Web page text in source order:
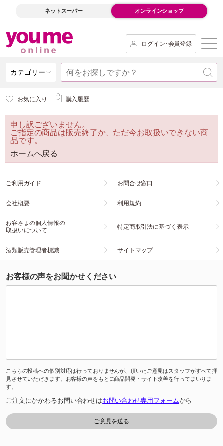
ネットスーパー オンラインショップ
ログイン･会員登録
カテゴリー
お気に入り 購入履歴
申し訳ございません。
ご指定の商品は販売終了か、ただ今お取扱いできない商
品です。
ホームへ戻る
ご利用ガイド お問合せ窓口
会社概要 利用規約
お客さまの個人情報の
取扱いについて
特定商取引法に基づく表示
酒類販売管理者標識 サイトマップ
お客様の声をお聞かせください
こちらの投稿への個別対応は行っておりませんが、頂いたご意見はスタッフがすべて拝
見させていただきます。お客様の声をもとに商品開発・サイト改善を行ってまいりま
す。
ご注文にかかわるお問い合わせはお問い合わせ専用フォームから